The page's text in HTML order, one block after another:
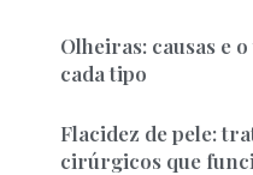
Olheiras: causas e
cada tipo
Flacidez de pele:
cirúrgicos que